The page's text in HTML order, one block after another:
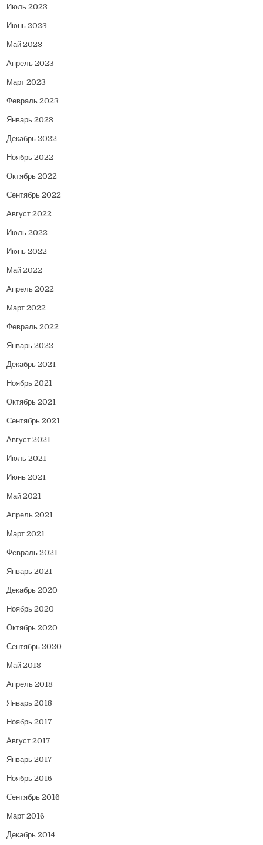
Июль 2023
Июнь 2023
Май 2023
Апрель 2023
Март 2023
Февраль 2023
Январь 2023
Декабрь 2022
Ноябрь 2022
Октябрь 2022
Сентябрь 2022
Август 2022
Июль 2022
Июнь 2022
Май 2022
Апрель 2022
Март 2022
Февраль 2022
Январь 2022
Декабрь 2021
Ноябрь 2021
Октябрь 2021
Сентябрь 2021
Август 2021
Июль 2021
Июнь 2021
Май 2021
Апрель 2021
Март 2021
Февраль 2021
Январь 2021
Декабрь 2020
Ноябрь 2020
Октябрь 2020
Сентябрь 2020
Май 2018
Апрель 2018
Январь 2018
Ноябрь 2017
Август 2017
Январь 2017
Ноябрь 2016
Сентябрь 2016
Март 2016
Декабрь 2014